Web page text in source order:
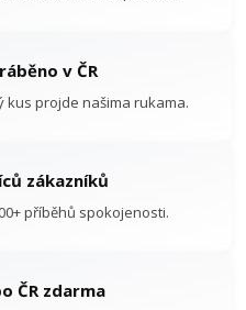
v ČR
kus projde našima rukama.
zákazníků
příběhů spokojenosti.
ČR zdarma